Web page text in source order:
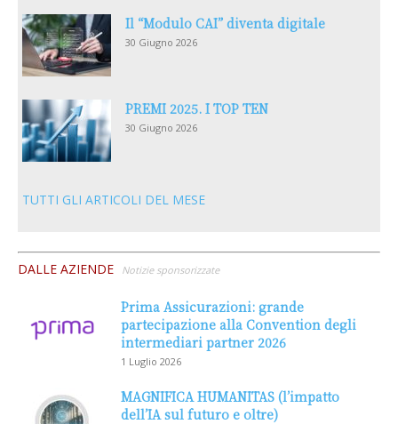
Il “Modulo CAI” diventa digitale
30 Giugno 2026
PREMI 2025. I TOP TEN
30 Giugno 2026
TUTTI GLI ARTICOLI DEL MESE
DALLE AZIENDE Notizie sponsorizzate
Prima Assicurazioni: grande
partecipazione alla Convention degli
intermediari partner 2026
1 Luglio 2026
MAGNIFICA HUMANITAS (l’impatto
dell’IA sul futuro e oltre)